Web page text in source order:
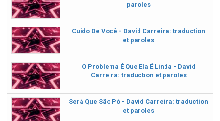
paroles
Cuido De Você - David Carreira: traduction
et paroles
O Problema É Que Ela É Linda - David
Carreira: traduction et paroles
Será Que São Pó - David Carreira: traduction
et paroles